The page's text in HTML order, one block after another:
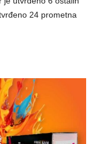
24 prometna